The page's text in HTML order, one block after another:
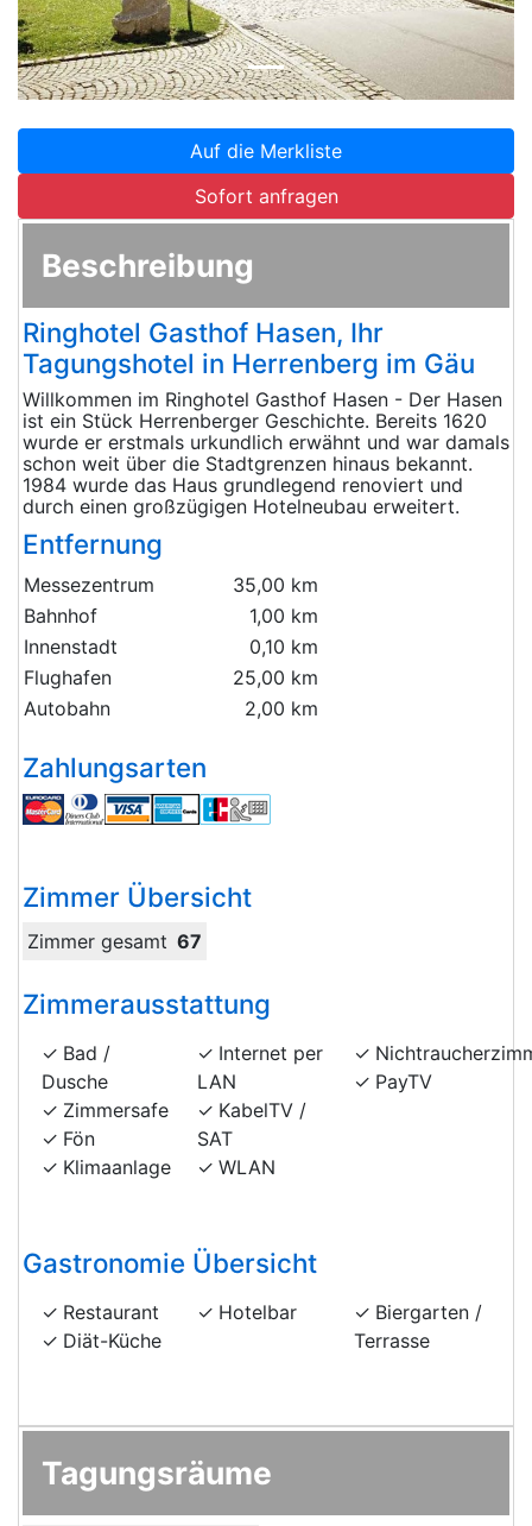
Auf die Merkliste
Sofort anfragen
Beschreibung
Ringhotel Gasthof Hasen, Ihr
Tagungshotel in Herrenberg im Gäu
Willkommen im Ringhotel Gasthof Hasen - Der Hasen
ist ein Stück Herrenberger Geschichte. Bereits 1620
wurde er erstmals urkundlich erwähnt und war damals
schon weit über die Stadtgrenzen hinaus bekannt.
1984 wurde das Haus grundlegend renoviert und
durch einen großzügigen Hotelneubau erweitert.
Entfernung
Messezentrum
35,00 km
Bahnhof
1,00 km
Innenstadt
0,10 km
Flughafen
25,00 km
Autobahn
2,00 km
Zahlungsarten
Zimmer Übersicht
Zimmer gesamt 67
Zimmerausstattung
Bad /
Dusche
Zimmersafe
Fön
Klimaanlage
Internet per
LAN
KabelTV /
SAT
WLAN
PayTV
Gastronomie Übersicht
Restaurant
Diät-Küche
Hotelbar
Biergarten /
Terrasse
Tagungsräume